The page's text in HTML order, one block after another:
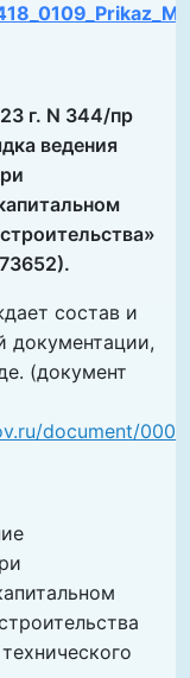
г. N 344/пр
ведения
состав и
документации,
(документ
document/